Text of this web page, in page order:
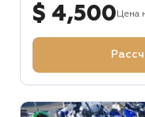
$ 4,500 Цена